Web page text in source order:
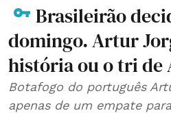
Brasileirão
domingo. Artur
história ou o tri de
Botafogo do português
apenas de um empate